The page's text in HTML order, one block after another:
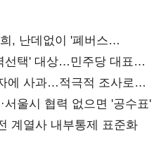
, 난데없이 '폐버스
선택' 대상…민주당 대표로
에 사과…적극적 조사로
울시 협력 없으면 '공수표'
계열사 내부통제 표준화